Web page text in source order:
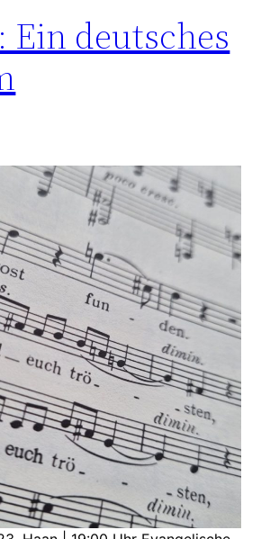
Ein deutsches